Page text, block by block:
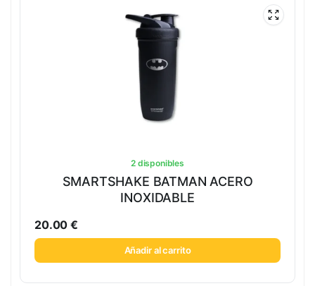
2 disponibles
SMARTSHAKE BATMAN ACERO
INOXIDABLE
20.00€
Añadir al carrito